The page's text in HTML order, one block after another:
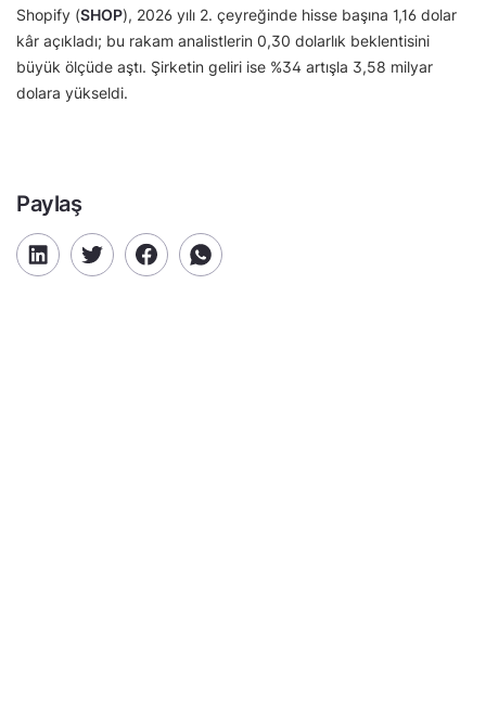
Shopify (SHOP), 2026 yılı 2. çeyreğinde hisse başına 1,16 dolar
kâr açıkladı; bu rakam analistlerin 0,30 dolarlık beklentisini
büyük ölçüde aştı. Şirketin geliri ise %34 artışla 3,58 milyar
dolara yükseldi.
Paylaş